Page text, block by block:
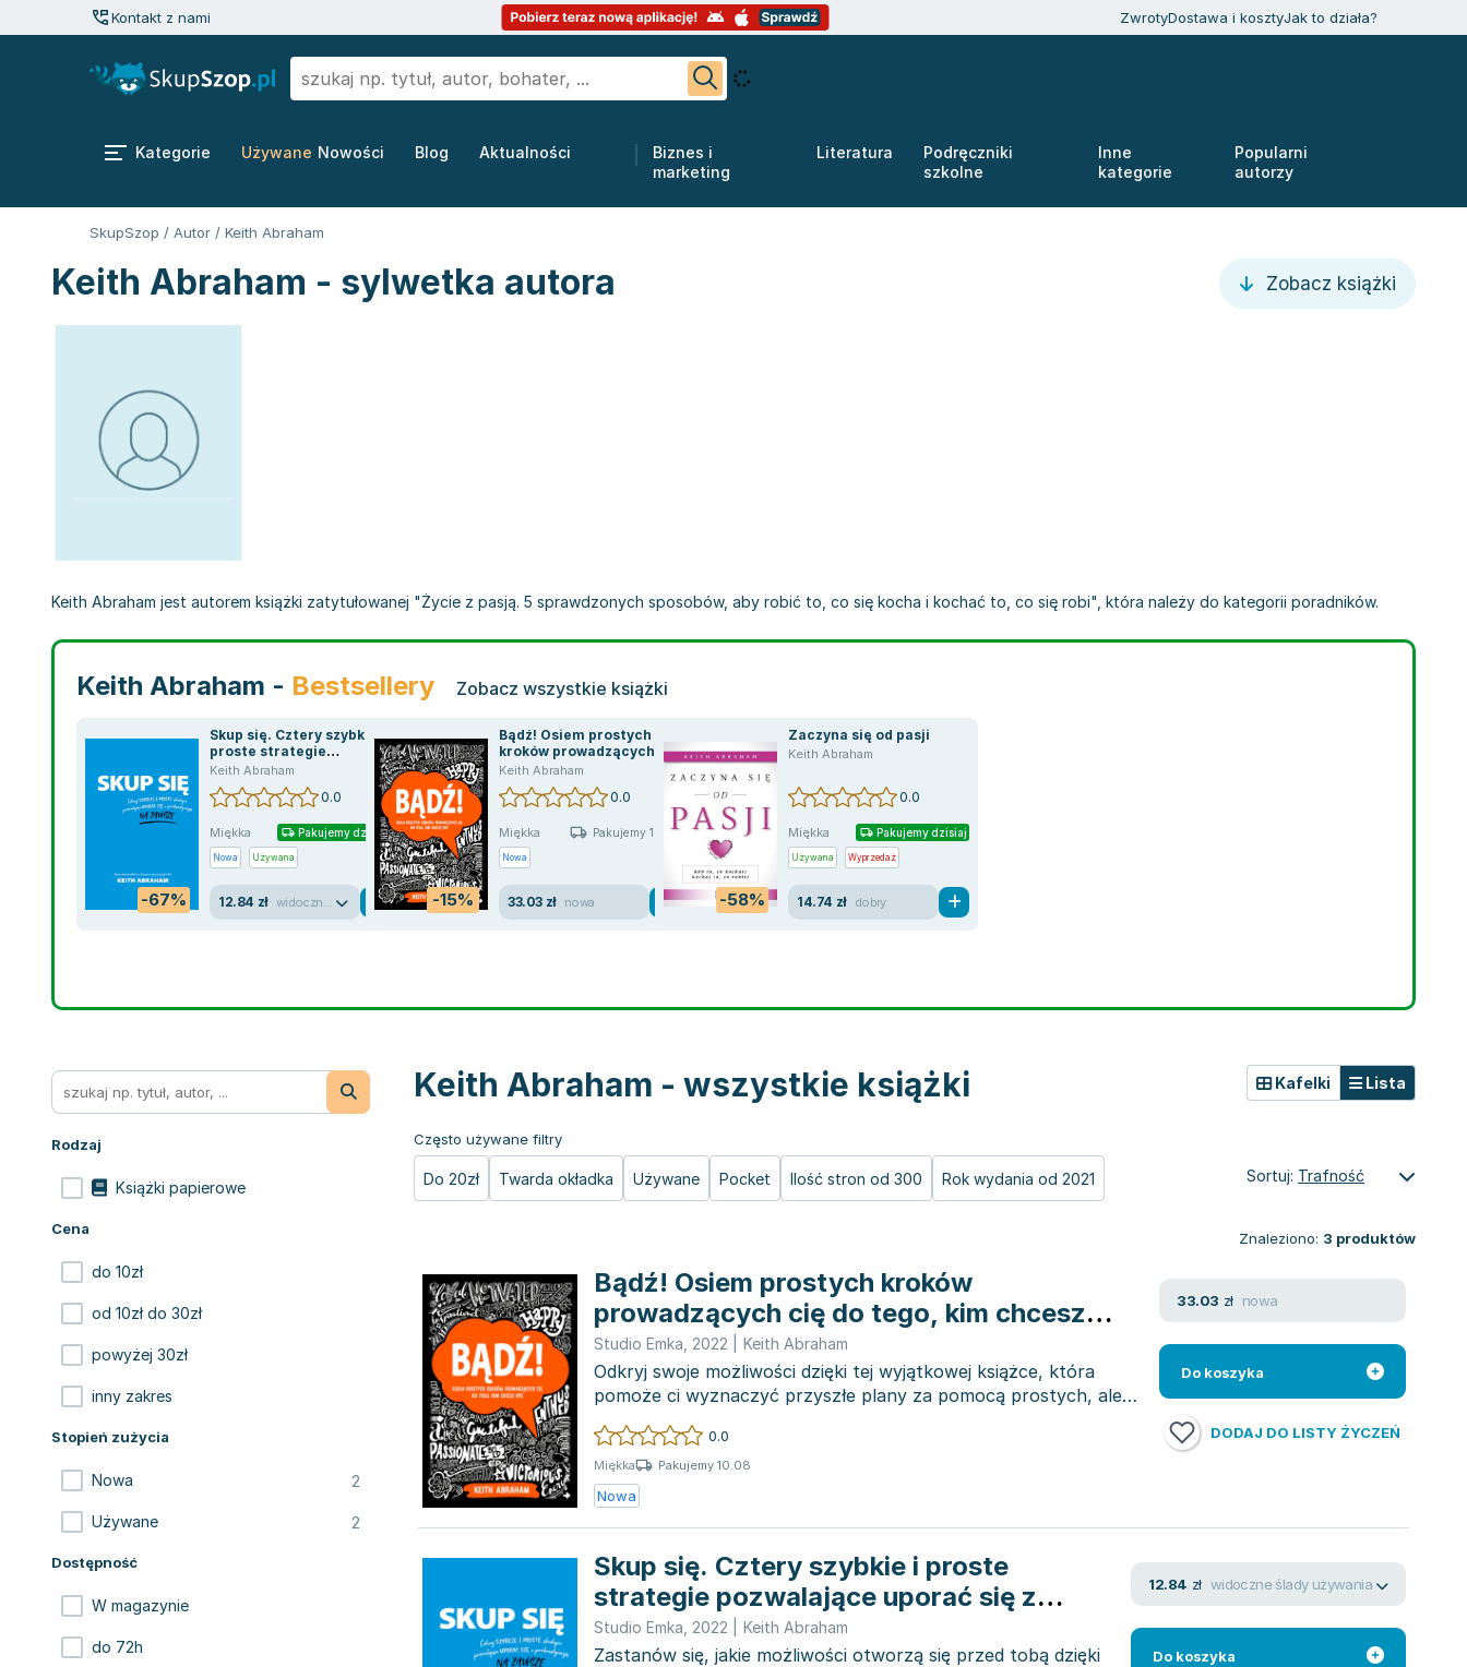
Kontakt z nami ZwrotyDostawa i kosztyJak to działa?
Kategorie Używane Nowości Blog Aktualności
Biznes i
marketing
Literatura
Podręczniki
szkolne
Inne
kategorie
Popularni
autorzy
SkupSzop / Autor / Keith Abraham
Keith Abraham - sylwetka autora Zobacz książki
Keith Abraham jest autorem książki zatytułowanej "Życie z pasją. 5 sprawdzonych sposobów, aby robić to, co się kocha i kochać to, co się robi", która należy do kategorii poradników.
Keith Abraham - Bestsellery Zobacz wszystkie książki
-67%
Skup się. Cztery szybkie i
proste strategie
pozwalające uporać się z
prokrastynacją na
zawsze
Keith Abraham
0.0
Miękka Pakujemy dzisiaj
Nowa Używana
12.84 zł -15%
Bądź! Osiem prostych
kroków prowadzących cię
do tego, kim chcesz być
Keith Abraham
0.0
Miękka Pakujemy 10.08
Nowa
33.03 zł nowa -58%
Zaczyna się od pasji
Keith Abraham
0.0
Miękka Pakujemy dzisiaj
Używana Wyprzedaż
14.74 zł dobry
Rodzaj
Książki papierowe
Cena
do 10zł
od 10zł do 30zł
powyżej 30zł
inny zakres
Stopień zużycia
Nowa 2
Używane 2
Dostępność
W magazynie
do 72h
Keith Abraham - wszystkie książki
Często używane filtry
Do 20zł Twarda okładka Używane Pocket Ilość stron od 300 Rok wydania od 2021
Kafelki Lista
Sortuj: Trafność
Znaleziono: 3 produktów
Bądź! Osiem prostych kroków
prowadzących cię do tego, kim chcesz
być
Studio Emka 2022 Keith Abraham
Odkryj swoje możliwości dzięki tej wyjątkowej książce, która
pomoże ci wyznaczyć przyszłe plany za pomocą prostych, ale
skutecznyc...
0.0
Miękka Pakujemy 10.08
Nowa
33.03 zł nowa
Do koszyka
DODAJ DO LISTY ŻYCZEŃ
Skup się. Cztery szybkie i proste
strategie pozwalające uporać się z
prokrastynacją na zawsze
Studio Emka 2022 Keith Abraham
Zastanów się, jakie możliwości otworzą się przed tobą dzięki
12.84 zł widoczne ślady używania
Do koszyka